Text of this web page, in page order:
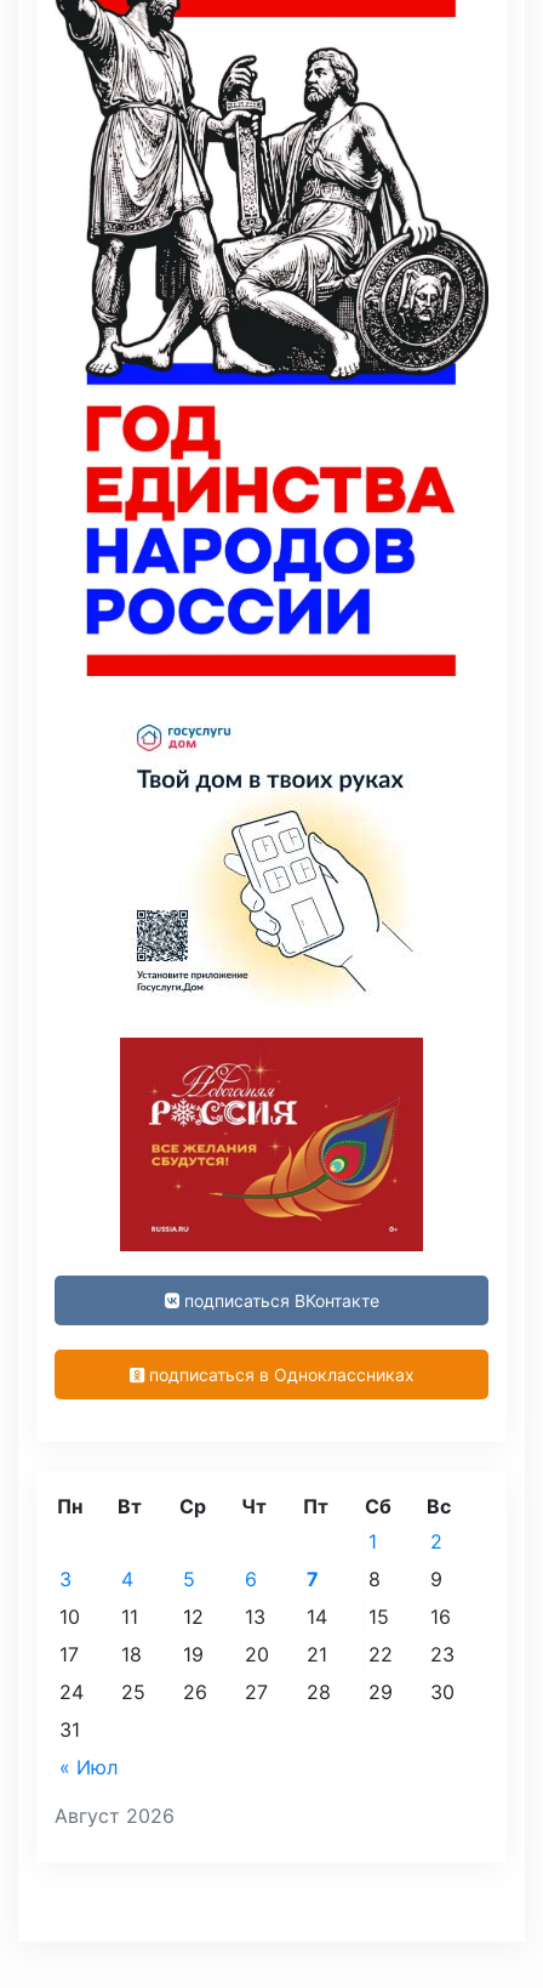
подписаться ВКонтакте
подписаться в Одноклассниках
Август 2026
Пн Вт Ср Чт Пт Сб Вс
« Июл
1
2
3
4 5 6 7 8
9
10
11 12 13 14 15
16
17
18 19 20 21 22
23
24
25 26 27 28 29
30
31